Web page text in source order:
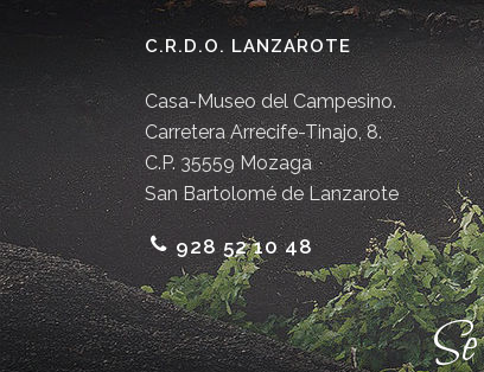
C.R.D.O. LANZAROTE
Casa-Museo del Campesino.
Carretera Arrecife-Tinajo, 8.
C.P. 35559 Mozaga
San Bartolomé de Lanzarote
928 52 10 48